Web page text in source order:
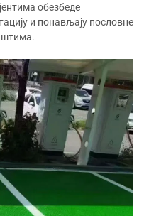
обезбеде
и понављају пословне